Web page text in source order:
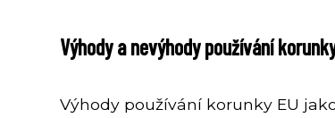
Výhody a nevýhody používání
Výhody používání korunky EU